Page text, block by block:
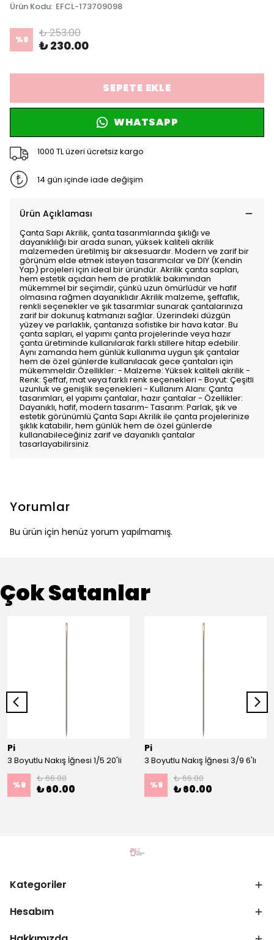
Ürün Kodu: EFCL-173709098
%9 ₺ 253.00
₺ 230.00
SEPETE EKLE
WHATSAPP
1000 TL üzeri ücretsiz kargo
14 gün içinde iade değişim
Ürün Açıklaması
Çanta Sapı Akrilik, çanta tasarımlarında şıklığı ve
dayanıklılığı bir arada sunan, yüksek kaliteli akrilik
malzemeden üretilmiş bir aksesuardır. Modern ve zarif bir
görünüm elde etmek isteyen tasarımcılar ve DIY (Kendin
Yap) projeleri için ideal bir üründür. Akrilik çanta sapları,
hem estetik açıdan hem de pratiklik bakımından
mükemmel bir seçimdir, çünkü uzun ömürlüdür ve hafif
olmasına rağmen dayanıklıdır.Akrilik malzeme, şeffaflık,
renkli seçenekler ve şık tasarımlar sunarak çantalarınıza
zarif bir dokunuş katmanızı sağlar. Üzerindeki düzgün
yüzey ve parlaklık, çantanıza sofistike bir hava katar. Bu
çanta sapları, el yapımı çanta projelerinde veya hazır
çanta üretiminde kullanılarak farklı stillere hitap edebilir.
Aynı zamanda hem günlük kullanıma uygun şık çantalar
hem de özel günlerde kullanılacak gece çantaları için
mükemmeldir.Özellikler: - Malzeme: Yüksek kaliteli akrilik -
Renk: Şeffaf, mat veya farklı renk seçenekleri - Boyut: Çeşitli
uzunluk ve genişlik seçenekleri - Kullanım Alanı: Çanta
tasarımları, el yapımı çantalar, hazır çantalar - Özellikler:
Dayanıklı, hafif, modern tasarım- Tasarım: Parlak, şık ve
estetik görünümlü Çanta Sapı Akrilik ile çanta projelerinize
şıklık katabilir, hem günlük hem de özel günlerde
kullanabileceğiniz zarif ve dayanıklı çantalar
tasarlayabilirsiniz.
Yorumlar
Bu ürün için henüz yorum yapılmamış.
Çok Satanlar
Pi
3 Boyutlu Nakış İğnesi 1/5 20'li
%9
₺ 66.00
₺ 60.00
Pi
3 Boyutlu Nakış İğnesi 3/9 6'lı
%9
₺ 66.00
₺ 60.00
Kategoriler
Hesabım